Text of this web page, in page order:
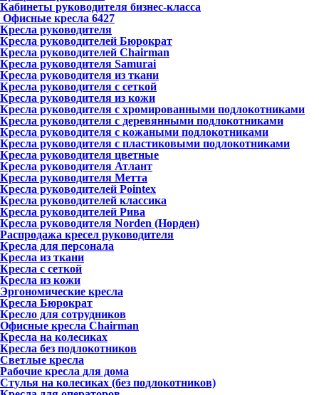
Кабинеты руководителя бизнес-класса
Офисные кресла 6427
Кресла руководителя
Кресла руководителей Бюрократ
Кресла руководителей Chairman
Кресла руководителя Samurai
Кресла руководителя из ткани
Кресла руководителя с сеткой
Кресла руководителя из кожи
Кресла руководителя с хромированными подлокотниками
Кресла руководителя с деревянными подлокотниками
Кресла руководителя с кожаными подлокотниками
Кресла руководителя с пластиковыми подлокотниками
Кресла руководителя цветные
Кресла руководителя Атлант
Кресла рyководителя Метта
Кресла руководителей Pointex
Кресла руководителей классика
Кресла руководителей Рива
Кресла руководителя Norden (Норден)
Распродажа кресел руководителя
Кресла для персонала
Кресла из ткани
Кресла с сеткой
Кресла из кожи
Эргономические кресла
Кресла Бюрократ
Кресло для сотрудников
Офисные кресла Chairman
Кресла на колесиках
Кресла без подлокотников
Светлые кресла
Рабочие кресла для дома
Стулья на колесиках (без подлокотников)